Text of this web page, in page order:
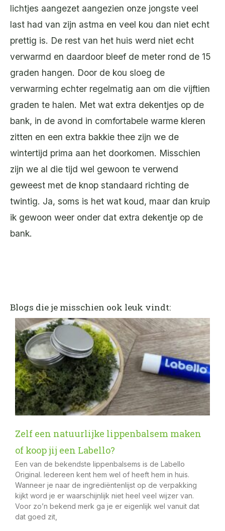
lichtjes aangezet aangezien onze jongste veel
last had van zijn astma en veel kou dan niet echt
prettig is. De rest van het huis werd niet echt
verwarmd en daardoor bleef de meter rond de 15
graden hangen. Door de kou sloeg de
verwarming echter regelmatig aan om die vijftien
graden te halen. Met wat extra dekentjes op de
bank, in de avond in comfortabele warme kleren
zitten en een extra bakkie thee zijn we de
wintertijd prima aan het doorkomen. Misschien
zijn we al die tijd wel gewoon te verwend
geweest met de knop standaard richting de
twintig. Ja, soms is het wat koud, maar dan kruip
ik gewoon weer onder dat extra dekentje op de
bank.
Blogs die je misschien ook leuk vindt:
Zelf een natuurlijke lippenbalsem maken
of koop jij een Labello?
Een van de bekendste lippenbalsems is de Labello
Original. Iedereen kent hem wel of heeft hem in huis.
Wanneer je naar de ingrediëntenlijst op de verpakking
kijkt word je er waarschijnlijk niet heel veel wijzer van.
Voor zo’n bekend merk ga je er eigenlijk wel vanuit dat
dat goed zit,